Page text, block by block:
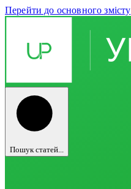
Перейти до основного змісту
Пошук статей...